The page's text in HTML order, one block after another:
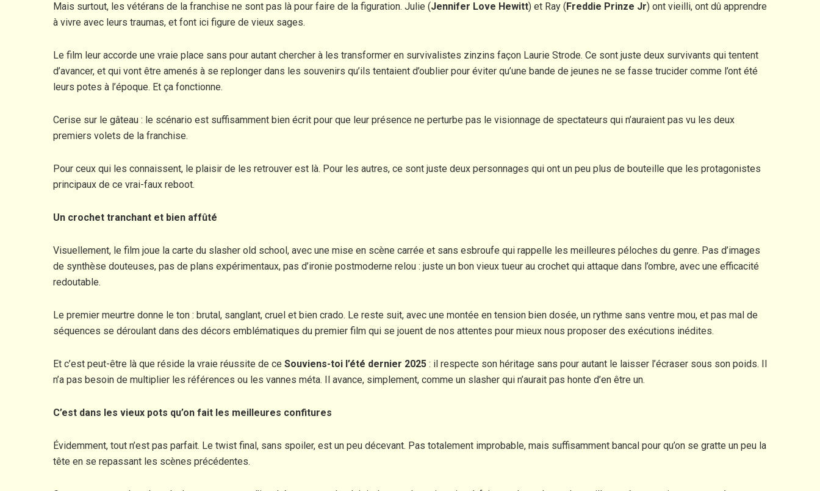
Mais surtout, les vétérans de la franchise ne sont pas là pour faire de la figuration. Julie (Jennifer Love Hewitt) et Ray ( Freddie Prinze Jr) ont vieilli, ont dû apprendre
à vivre avec leurs traumas, et font ici figure de vieux sages.
Le film leur accorde une vraie place sans pour autant chercher à les transformer en survivalistes zinzins façon Laurie Strode. Ce sont juste deux survivants qui tentent
d’avancer, et qui vont être amenés à se replonger dans les souvenirs qu’ils tentaient d’oublier pour éviter qu’une bande de jeunes ne se fasse trucider comme l’ont été
leurs potes à l’époque. Et ça fonctionne.
Cerise sur le gâteau : le scénario est suffisamment bien écrit pour que leur présence ne perturbe pas le visionnage de spectateurs qui n’auraient pas vu les deux
premiers volets de la franchise.
Pour ceux qui les connaissent, le plaisir de les retrouver est là. Pour les autres, ce sont juste deux personnages qui ont un peu plus de bouteille que les protagonistes
principaux de ce vrai-faux reboot.
Un crochet tranchant et bien affûté
Visuellement, le film joue la carte du slasher old school, avec une mise en scène carrée et sans esbroufe qui rappelle les meilleures péloches du genre. Pas d’images
de synthèse douteuses, pas de plans expérimentaux, pas d’ironie postmoderne relou : juste un bon vieux tueur au crochet qui attaque dans l’ombre, avec une efficacité
redoutable.
Le premier meurtre donne le ton : brutal, sanglant, cruel et bien crado. Le reste suit, avec une montée en tension bien dosée, un rythme sans ventre mou, et pas mal de
séquences se déroulant dans des décors emblématiques du premier film qui se jouent de nos attentes pour mieux nous proposer des exécutions inédites.
Et c’est peut-être là que réside la vraie réussite de ce Souviens-toi l’été dernier 2025 : il respecte son héritage sans pour autant le laisser l’écraser sous son poids. Il
n’a pas besoin de multiplier les références ou les vannes méta. Il avance, simplement, comme un slasher qui n’aurait pas honte d’en être un.
C’est dans les vieux pots qu’on fait les meilleures confitures
Évidemment, tout n’est pas parfait. Le twist final, sans spoiler, est un peu décevant. Pas totalement improbable, mais suffisamment bancal pour qu’on se gratte un peu la
tête en se repassant les scènes précédentes.